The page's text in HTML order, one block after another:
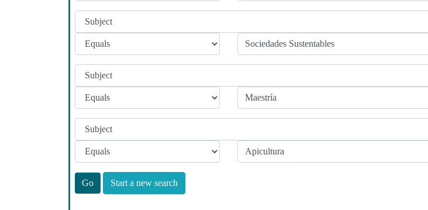
Start a new search